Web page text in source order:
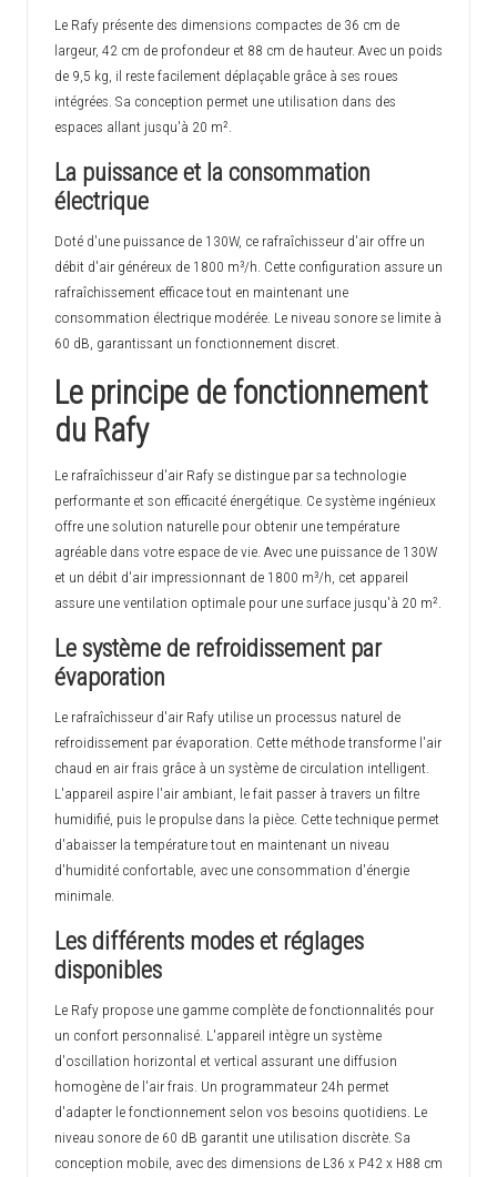
Le Rafy présente des dimensions compactes de 36 cm de
largeur, 42 cm de profondeur et 88 cm de hauteur. Avec un poids
de 9,5 kg, il reste facilement déplaçable grâce à ses roues
intégrées. Sa conception permet une utilisation dans des
espaces allant jusqu'à 20 m².
La puissance et la consommation
électrique
Doté d'une puissance de 130W, ce rafraîchisseur d'air offre un
débit d'air généreux de 1800 m³/h. Cette configuration assure un
rafraîchissement efficace tout en maintenant une
consommation électrique modérée. Le niveau sonore se limite à
60 dB, garantissant un fonctionnement discret.
Le principe de fonctionnement
du Rafy
Le rafraîchisseur d'air Rafy se distingue par sa technologie
performante et son efficacité énergétique. Ce système ingénieux
offre une solution naturelle pour obtenir une température
agréable dans votre espace de vie. Avec une puissance de 130W
et un débit d'air impressionnant de 1800 m³/h, cet appareil
assure une ventilation optimale pour une surface jusqu'à 20 m².
Le système de refroidissement par
évaporation
Le rafraîchisseur d'air Rafy utilise un processus naturel de
refroidissement par évaporation. Cette méthode transforme l'air
chaud en air frais grâce à un système de circulation intelligent.
L'appareil aspire l'air ambiant, le fait passer à travers un filtre
humidifié, puis le propulse dans la pièce. Cette technique permet
d'abaisser la température tout en maintenant un niveau
d'humidité confortable, avec une consommation d'énergie
minimale.
Les différents modes et réglages
disponibles
Le Rafy propose une gamme complète de fonctionnalités pour
un confort personnalisé. L'appareil intègre un système
d'oscillation horizontal et vertical assurant une diffusion
homogène de l'air frais. Un programmateur 24h permet
d'adapter le fonctionnement selon vos besoins quotidiens. Le
niveau sonore de 60 dB garantit une utilisation discrète. Sa
conception mobile, avec des dimensions de L36 x P42 x H88 cm